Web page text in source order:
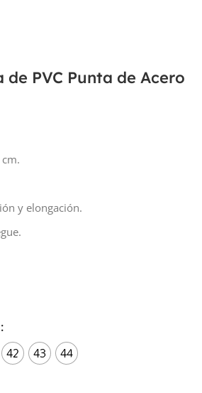
PVC Punta de Acero
y elongación.
42 43 44